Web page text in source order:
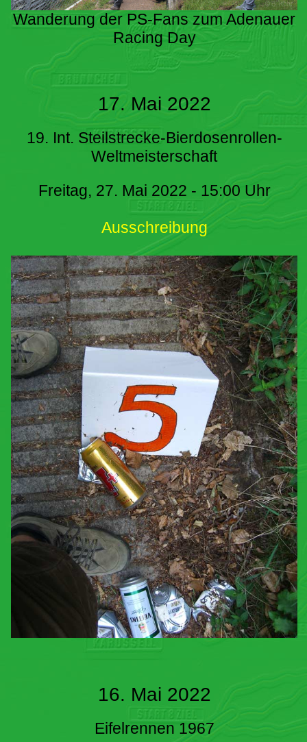
Wanderung der PS-Fans zum Adenauer
Racing Day
17. Mai 2022
19. Int. Steilstrecke-Bierdosenrollen-
Weltmeisterschaft
Freitag, 27. Mai 2022 - 15:00 Uhr
Ausschreibung
16. Mai 2022
Eifelrennen 1967